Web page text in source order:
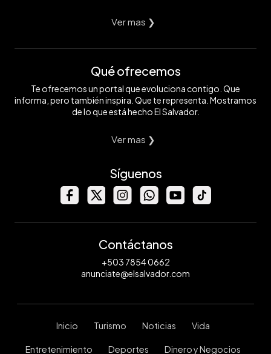
Ver mas ❯
Qué ofrecemos
Te ofrecemos un portal que evoluciona contigo. Que
informa, pero también inspira. Que te representa. Mostramos
de lo que está hecho El Salvador.
Ver mas ❯
Síguenos
Contáctanos
+503 7854 0662
anunciate@elsalvador.com
Inicio Turismo Noticias Vida
Entretenimiento Deportes Dinero y Negocios